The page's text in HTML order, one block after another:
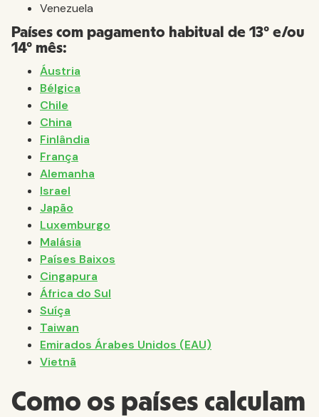
Venezuela
Países com pagamento habitual de 13º e/ou
14º mês:
Áustria
Bélgica
Chile
China
Finlândia
França
Alemanha
Israel
Japão
Luxemburgo
Malásia
Países Baixos
Cingapura
África do Sul
Suíça
Taiwan
Emirados Árabes Unidos (EAU)
Vietnã
Como os países calculam